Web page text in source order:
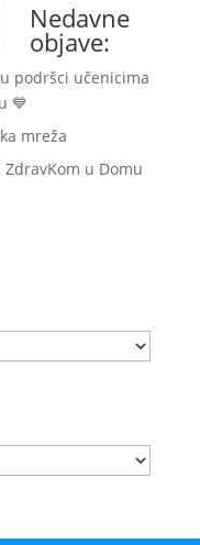
Nedavne
objave:
podršci učenicima
💙
mreža
u Domu